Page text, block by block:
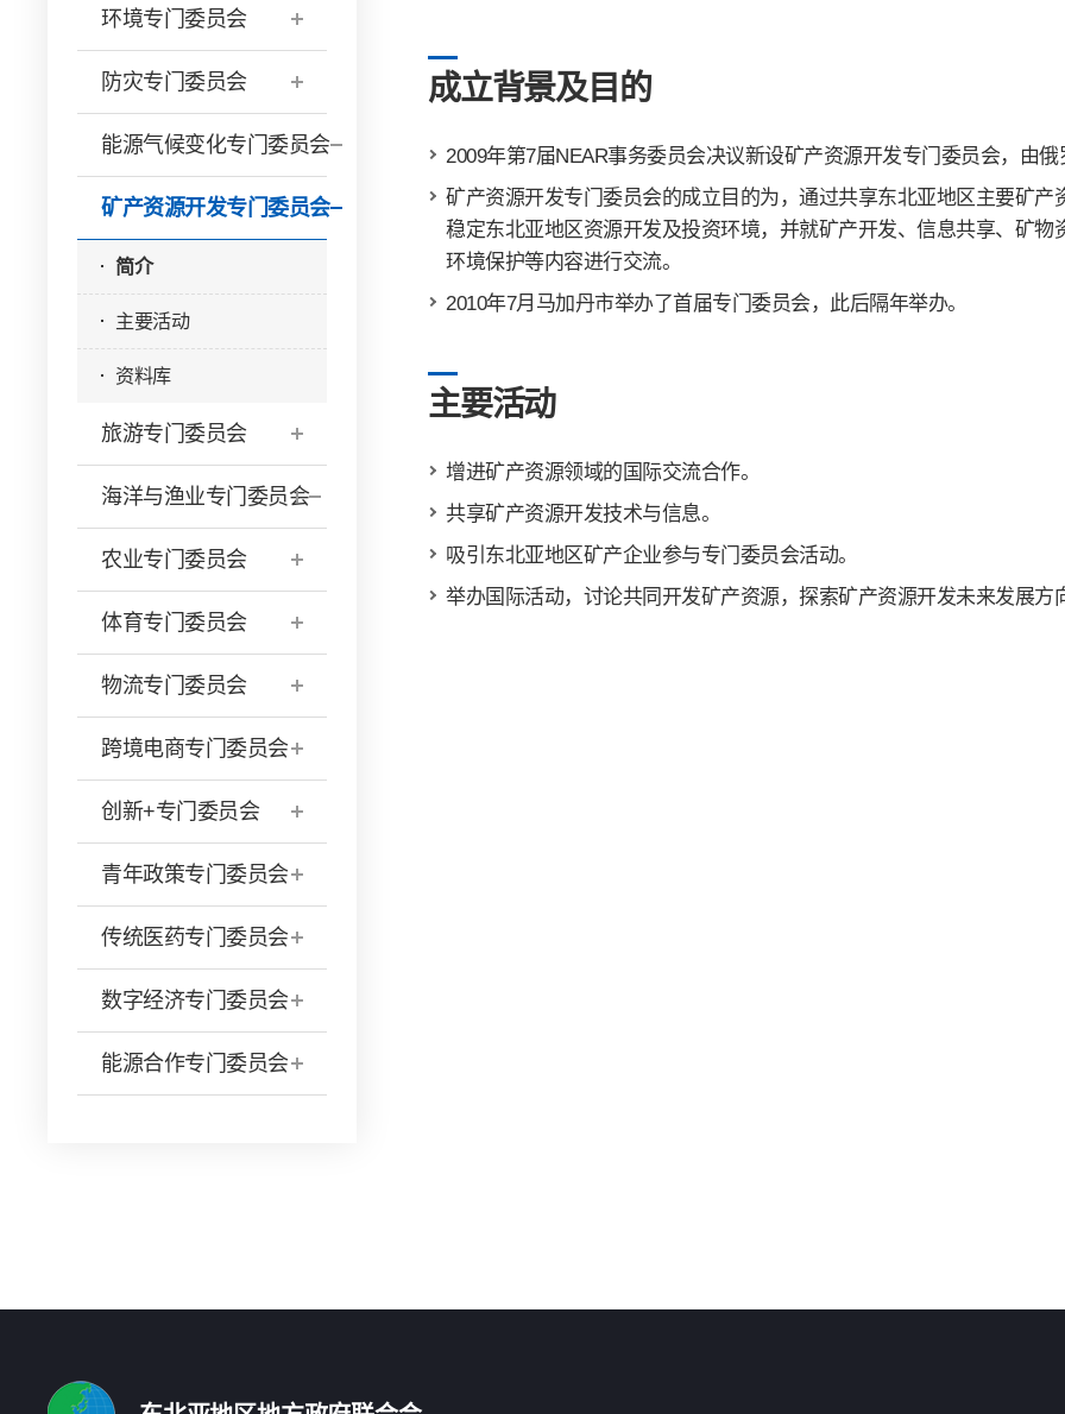
环境专门委员会
防灾专门委员会
能源气候变化专门委员会
矿产资源开发专门委员会
简介
主要活动
资料库
旅游专门委员会
海洋与渔业专门委员会
农业专门委员会
体育专门委员会
物流专门委员会
跨境电商专门委员会
创新+专门委员会
青年政策专门委员会
传统医药专门委员会
数字经济专门委员会
能源合作专门委员会
成立背景及目的
2009年第7届NEAR事务委员会决议新设矿产资源开发专门委员会，由
矿产资源开发专门委员会的成立目的为，通过共享东北亚地区主要矿产
稳定东北亚地区资源开发及投资环境，并就矿产开发、信息共享、矿
环境保护等内容进行交流。
2010年7月马加丹市举办了首届专门委员会，此后隔年举办。
主要活动
增进矿产资源领域的国际交流合作。
共享矿产资源开发技术与信息。
吸引东北亚地区矿产企业参与专门委员会活动。
举办国际活动，讨论共同开发矿产资源，探索矿产资源开发未来发展方